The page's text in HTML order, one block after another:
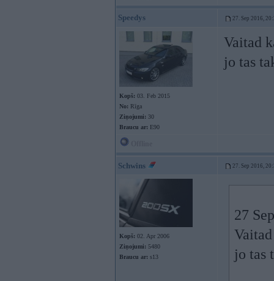
Speedys 27. Sep 2016,
Kopš: 03. Feb 2015
No: Rīga
Ziņojumi: 30
Braucu ar: E90
Vaitad
jo tas
Schwins 27. Sep 2016,
Kopš: 02. Apr 2006
Ziņojumi: 5480
Braucu ar: s13
27
jo tas